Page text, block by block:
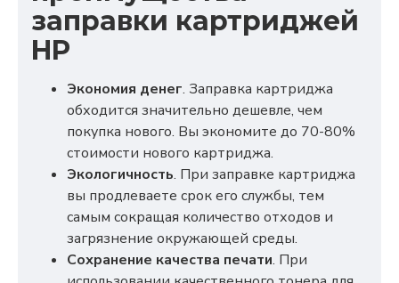
заправки картриджей
HP
Экономия денег. Заправка картриджа
обходится значительно дешевле, чем
покупка нового. Вы экономите до 70-80%
стоимости нового картриджа.
Экологичность. При заправке картриджа
вы продлеваете срок его службы, тем
самым сокращая количество отходов и
загрязнение окружающей среды.
Сохранение качества печати. При